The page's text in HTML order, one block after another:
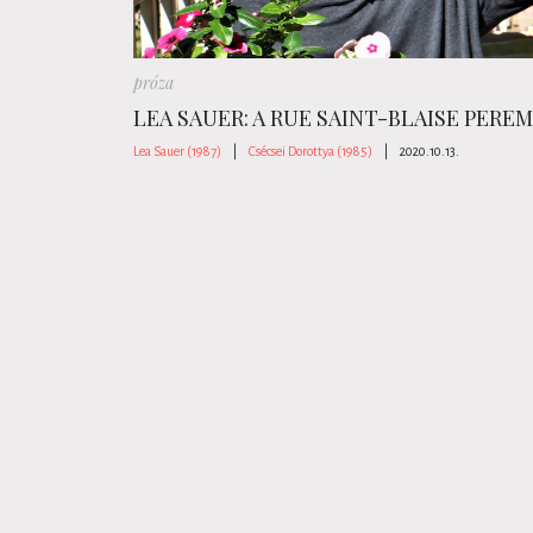
próza
LEA SAUER: A RUE SAINT-BLAISE
Lea Sauer (1987) Csécsei Dorottya (1985) 2020.10.13.